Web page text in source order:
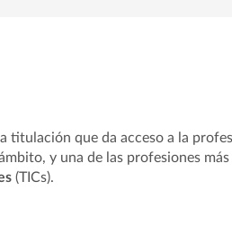
titulación que da acceso a la
y una de las profesiones
(TICs).